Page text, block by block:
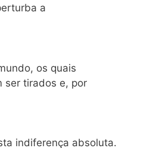
a
os quais
ser tirados e, por
indiferença absoluta.